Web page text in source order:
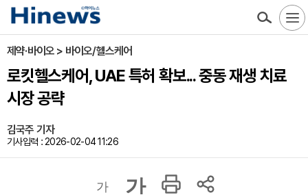
제약·바이오 > 바이오/헬스케어
로킷헬스케어, UAE 특허 확보... 중동 재생 치료
시장 공략
김국주 기자
기사입력 : 2026-02-04 11:26
가 가